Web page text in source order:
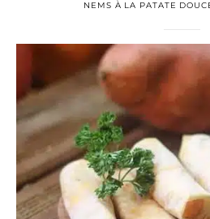
NEMS À LA PATATE